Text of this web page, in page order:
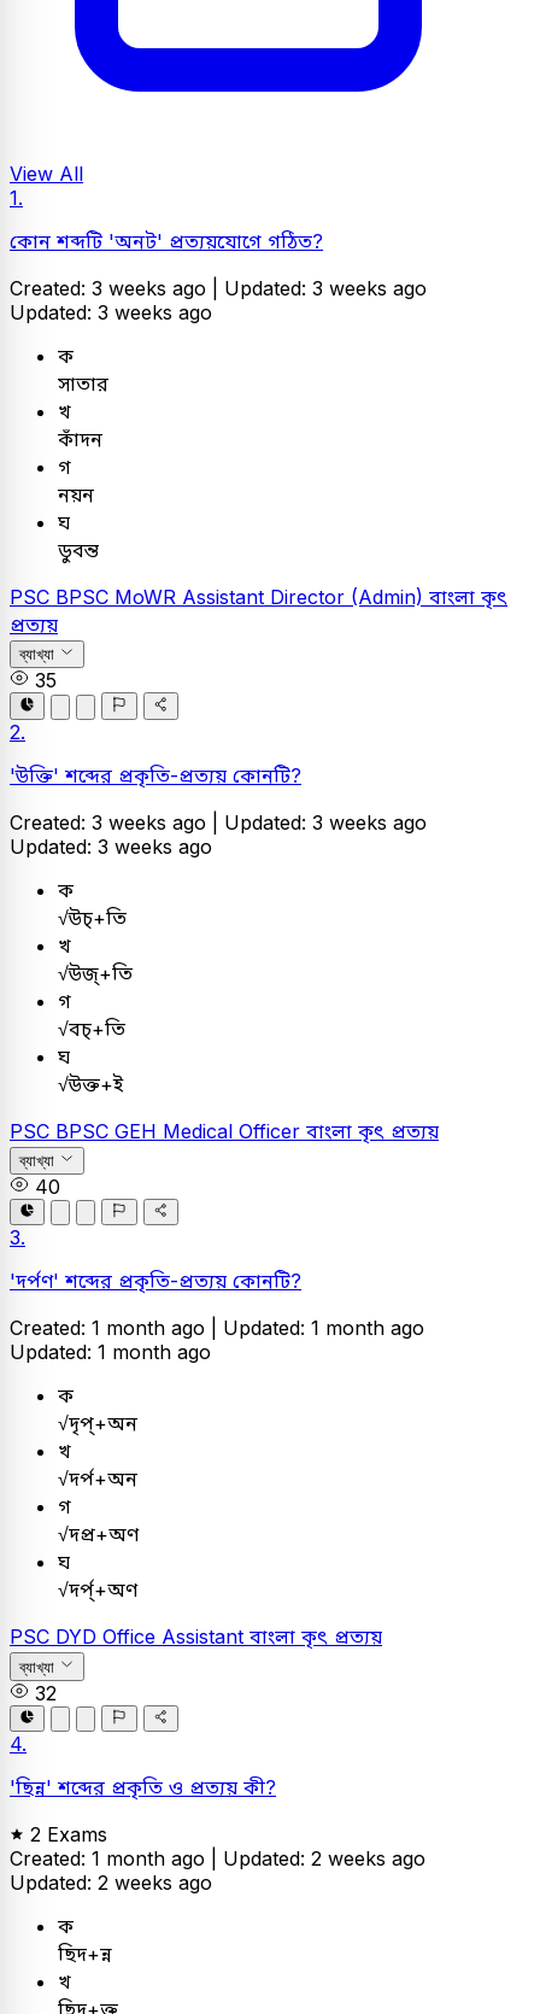
View All
1.
কোন শব্দটি 'অনট' প্রত্যয়যোগে গঠিত?
Created: 3 weeks ago | Updated: 3 weeks ago
Updated: 3 weeks ago
ক
সাতার
খ
কাঁদন
গ
নয়ন
ঘ
ডুবন্ত
PSC BPSC MoWR Assistant Director (Admin) বাংলা কৃৎ
প্রত্যয়
ব্যাখ্যা
35
2.
'উক্তি' শব্দের প্রকৃতি-প্রত্যয় কোনটি?
Created: 3 weeks ago | Updated: 3 weeks ago
Updated: 3 weeks ago
ক
√উচ্+তি
খ
√উজ্+তি
গ
√বচ্‌+তি
ঘ
√উক্ত+ই
PSC BPSC GEH Medical Officer বাংলা কৃৎ প্রত্যয়
ব্যাখ্যা
40
3.
'দর্পণ' শব্দের প্রকৃতি-প্রত্যয় কোনটি?
Created: 1 month ago | Updated: 1 month ago
Updated: 1 month ago
ক
√দৃপ্+অন
খ
√দর্প+অন
গ
√দপ্র+অণ
ঘ
√দর্প্‌+অণ
PSC DYD Office Assistant বাংলা কৃৎ প্রত্যয়
ব্যাখ্যা
32
4.
'ছিন্ন' শব্দের প্রকৃতি ও প্রত্যয় কী?
2 Exams
Created: 1 month ago | Updated: 2 weeks ago
Updated: 2 weeks ago
ক
ছিদ+ন্ন
খ
ছিদ্‌+ক্ত